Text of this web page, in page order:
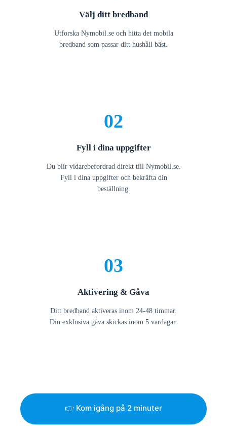
Välj ditt bredband
Utforska Nymobil.se och hitta det mobila
bredband som passar ditt hushåll bäst.
02
Fyll i dina uppgifter
Du blir vidarebefordrad direkt till Nymobil.se.
Fyll i dina uppgifter och bekräfta din
beställning.
03
Aktivering & Gåva
Ditt bredband aktiveras inom 24-48 timmar.
Din exklusiva gåva skickas inom 5 vardagar.
👉 Kom igång på 2 minuter